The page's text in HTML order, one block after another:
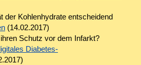
der Kohlenhydrate entscheidend
(14.02.2017)
Schutz vor dem Infarkt?
Diabetes-